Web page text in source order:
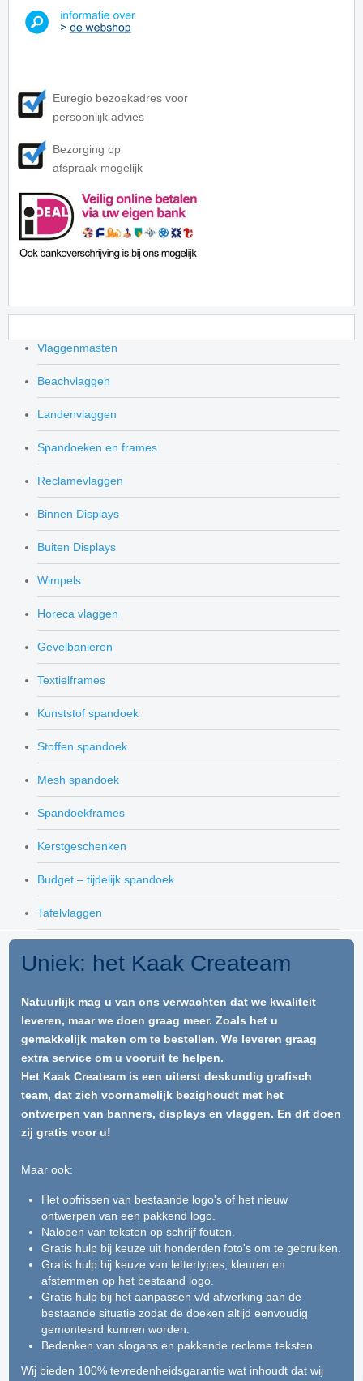
Euregio bezoekadres voor
persoonlijk advies
Bezorging op
afspraak mogelijk
Vlaggenmasten
Beachvlaggen
Landenvlaggen
Spandoeken en frames
Reclamevlaggen
Binnen Displays
Buiten Displays
Wimpels
Horeca vlaggen
Gevelbanieren
Textielframes
Kunststof spandoek
Stoffen spandoek
Mesh spandoek
Spandoekframes
Kerstgeschenken
Budget – tijdelijk spandoek
Tafelvlaggen
Uniek: het Kaak Createam
Natuurlijk mag u van ons verwachten dat we kwaliteit
leveren, maar we doen graag meer. Zoals het u
gemakkelijk maken om te bestellen. We leveren graag
extra service om u vooruit te helpen.
Het Kaak Createam is een uiterst deskundig grafisch
team, dat zich voornamelijk bezighoudt met het
ontwerpen van banners, displays en vlaggen. En dit doen
zij gratis voor u!
Maar ook:
Het opfrissen van bestaande logo's of het nieuw
ontwerpen van een pakkend logo.
Nalopen van teksten op schrijf fouten.
Gratis hulp bij keuze uit honderden foto's om te gebruiken.
Gratis hulp bij keuze van lettertypes, kleuren en
afstemmen op het bestaand logo.
Gratis hulp bij het aanpassen v/d afwerking aan de
bestaande situatie zodat de doeken altijd eenvoudig
gemonteerd kunnen worden.
Bedenken van slogans en pakkende reclame teksten.
Wij bieden 100% tevredenheidsgarantie wat inhoudt dat wij